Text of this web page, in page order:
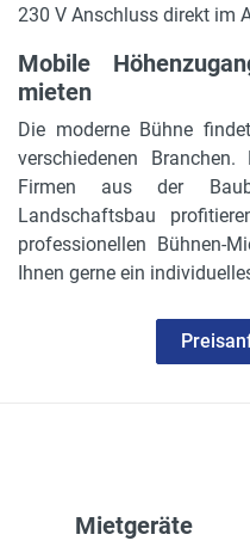
230 V Anschluss direkt im
Mobile
mieten
Die moderne Bühne
verschiedenen
Firmen aus der
Landschaftsbau
professionellen Bühnen-
Ihnen gerne ein
Mietgeräte